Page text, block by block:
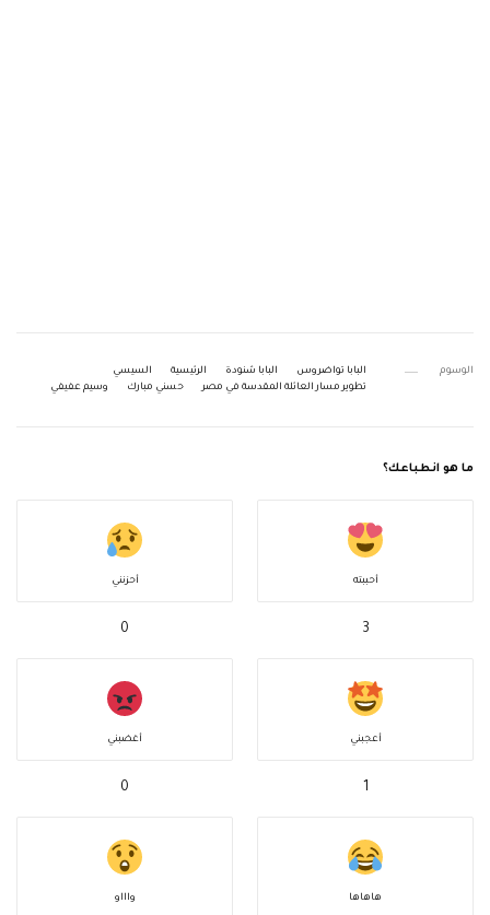
الوسوم البابا تواضروس البابا شنودة الرئيسية
السيسي
تطوير مسار العائلة المقدسة في مصر
حسني مبارك وسيم عفيفي
ما هو انطباعك؟
أحببته
3
أحزنني
0
أعجبني
1
أغضبني
0
هاهاها واااو